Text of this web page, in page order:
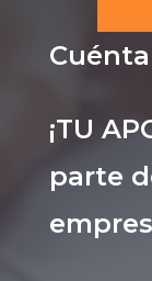
¡TU
parte